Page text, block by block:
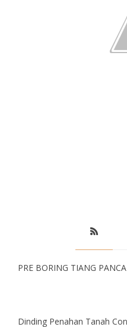
PRE BORING TIANG
Dinding Penahan Tanah